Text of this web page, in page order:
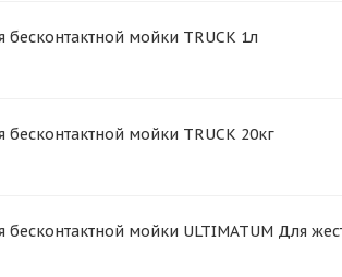
бесконтактной мойки TRUCK 1л
бесконтактной мойки TRUCK 20кг
бесконтактной мойки ULTIMATUM Для